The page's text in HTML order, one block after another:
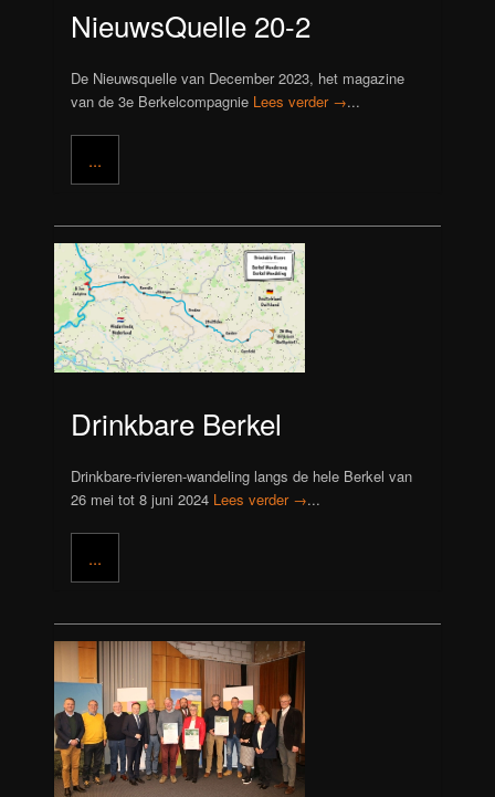
NieuwsQuelle 20-2
De Nieuwsquelle van December 2023, het magazine
van de 3e Berkelcompagnie Lees verder →...
...
Drinkbare Berkel
Drinkbare-rivieren-wandeling langs de hele Berkel van
26 mei tot 8 juni 2024 Lees verder →...
...